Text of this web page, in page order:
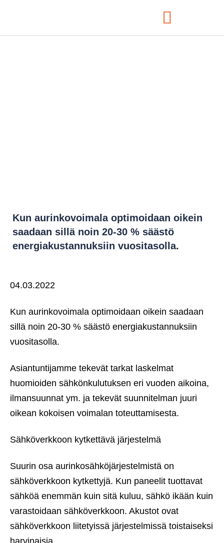
Kun aurinkovoimala optimoidaan oikein
saadaan sillä noin 20-30 % säästö
energiakustannuksiin vuositasolla.
04.03.2022
Kun aurinkovoimala optimoidaan oikein saadaan
sillä noin 20-30 % säästö energiakustannuksiin
vuositasolla.
Asiantuntijamme tekevät tarkat laskelmat
huomioiden sähkönkulutuksen eri vuoden aikoina,
ilmansuunnat ym. ja tekevät suunnitelman juuri
oikean kokoisen voimalan toteuttamisesta.
Sähköverkkoon kytkettävä järjestelmä
Suurin osa aurinkosähköjärjestelmistä on
sähköverkkoon kytkettyjä. Kun paneelit tuottavat
sähköä enemmän kuin sitä kuluu, sähkö ikään kuin
varastoidaan sähköverkkoon. Akustot ovat
sähköverkkoon liitetyissä järjestelmissä toistaiseksi
harvinaisia.